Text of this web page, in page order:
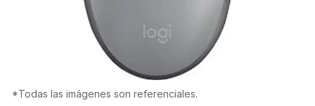
*Todas las imágenes son referenciales.